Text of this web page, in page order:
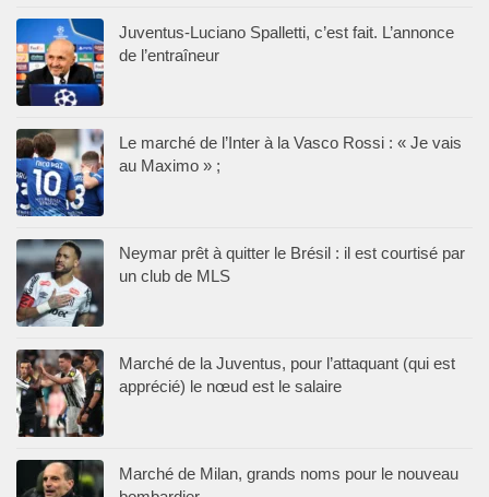
Juventus-Luciano Spalletti, c’est fait. L’annonce
de l’entraîneur
Le marché de l’Inter à la Vasco Rossi : « Je vais
au Maximo » ;
Neymar prêt à quitter le Brésil : il est courtisé par
un club de MLS
Marché de la Juventus, pour l’attaquant (qui est
apprécié) le nœud est le salaire
Marché de Milan, grands noms pour le nouveau